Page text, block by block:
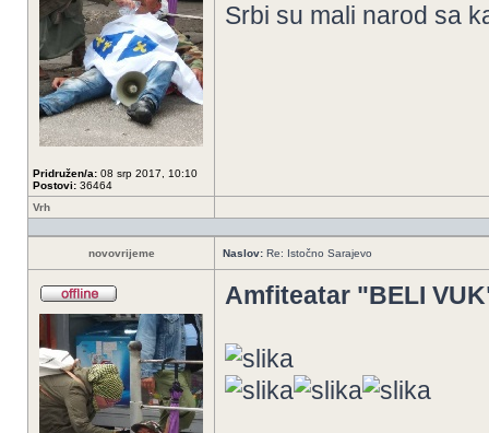
Pridružen/a: 08 srp 2017, 10:10
Postovi: 36464
Srbi su mali narod sa
Vrh
novovrijeme Naslov: Re: Istočno Sarajevo
Amfiteatar "BELI